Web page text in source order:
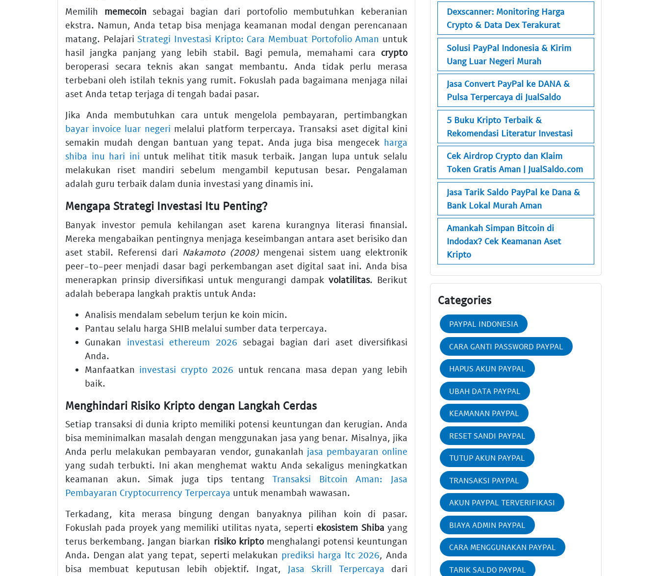
Memilih memecoin sebagai bagian dari portofolio membutuhkan keberanian
ekstra. Namun, Anda tetap bisa menjaga keamanan modal dengan perencanaan
matang. PelajariStrategi Investasi Kripto: Cara Membuat Portofolio Aman untuk
hasil jangka panjang yang lebih stabil. Bagi pemula, memahami cara crypto
beroperasi secara teknis akan sangat membantu. Anda tidak perlu merasa
terbebani oleh istilah teknis yang rumit. Fokuslah pada bagaimana menjaga nilai
aset Anda tetap terjaga di tengah badai pasar.
Jika Anda membutuhkan cara untuk mengelola pembayaran, pertimbangkan
bayar invoice luar negeri melalui platform terpercaya. Transaksi aset digital kini
semakin mudah dengan bantuan yang tepat. Anda juga bisa mengecek harga
shiba inu hari ini untuk melihat titik masuk terbaik. Jangan lupa untuk selalu
melakukan riset mandiri sebelum mengambil keputusan besar. Pengalaman
adalah guru terbaik dalam dunia investasi yang dinamis ini.
Mengapa Strategi Investasi Itu Penting?
Banyak investor pemula kehilangan aset karena kurangnya literasi finansial.
Mereka mengabaikan pentingnya menjaga keseimbangan antara aset berisiko dan
aset stabil. Referensi dari Nakamoto (2008)mengenai sistem uang elektronik
peer-to-peer menjadi dasar bagi perkembangan aset digital saat ini. Anda bisa
menerapkan prinsip diversifikasi untuk mengurangi dampakvolatilitas. Berikut
adalah beberapa langkah praktis untuk Anda:
Analisis mendalam sebelum terjun ke koin micin.
Pantau selalu harga SHIB melalui sumber data terpercaya.
Gunakan investasi ethereum 2026 sebagai bagian dari aset diversifikasi
Anda.
Manfaatkan investasi crypto 2026 untuk rencana masa depan yang lebih
baik.
Menghindari Risiko Kripto dengan Langkah Cerdas
Setiap transaksi di dunia kripto memiliki potensi keuntungan dan kerugian. Anda
bisa meminimalkan masalah dengan menggunakan jasa yang benar. Misalnya, jika
Anda perlu melakukan pembayaran vendor, gunakanlah jasa pembayaran online
yang sudah terbukti. Ini akan menghemat waktu Anda sekaligus meningkatkan
keamanan akun. Simak juga tips tentangTransaksi Bitcoin Aman: Jasa
Pembayaran Cryptocurrency Terpercaya untuk menambah wawasan.
Terkadang, kita merasa bingung dengan banyaknya pilihan koin di pasar.
Fokuslah pada proyek yang memiliki utilitas nyata, seperti ekosistem Shiba yang
terus berkembang. Jangan biarkan risiko kriptomenghalangi potensi keuntungan
Anda. Dengan alat yang tepat, seperti melakukan prediksi harga ltc 2026, Anda
bisa membuat keputusan lebih objektif. Ingat, Jasa Skrill Terpercaya dari
Dexscanner: Monitoring Harga
Crypto & Data Dex Terakurat
Solusi PayPal Indonesia & Kirim
Uang Luar Negeri Murah
Jasa Convert PayPal ke DANA &
Pulsa Terpercaya di JualSaldo
5 Buku Kripto Terbaik &
Rekomendasi Literatur Investasi
Cek Airdrop Crypto dan Klaim
Token Gratis Aman | JualSaldo.com
Jasa Tarik Saldo PayPal ke Dana &
Bank Lokal Murah Aman
Amankah Simpan Bitcoin di
Indodax? Cek Keamanan Aset
Kripto
Categories
PAYPAL INDONESIA
CARA GANTI PASSWORD PAYPAL
HAPUS AKUN PAYPAL
UBAH DATA PAYPAL
KEAMANAN PAYPAL
RESET SANDI PAYPAL
TUTUP AKUN PAYPAL
TRANSAKSI PAYPAL
AKUN PAYPAL TERVERIFIKASI
BIAYA ADMIN PAYPAL
CARA MENGGUNAKAN PAYPAL
TARIK SALDO PAYPAL